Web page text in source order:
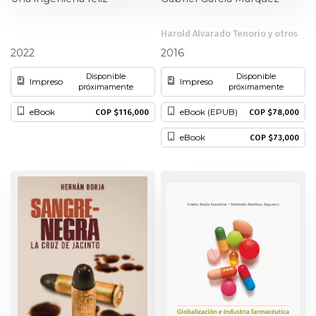
2022
Impreso
Disponible
próximamente
eBook COP $116,000
Harold Alvarado Tenorio y otros
2016
Impreso
Disponible
próximamente
eBook (EPUB) COP $78,000
eBook COP $73,000